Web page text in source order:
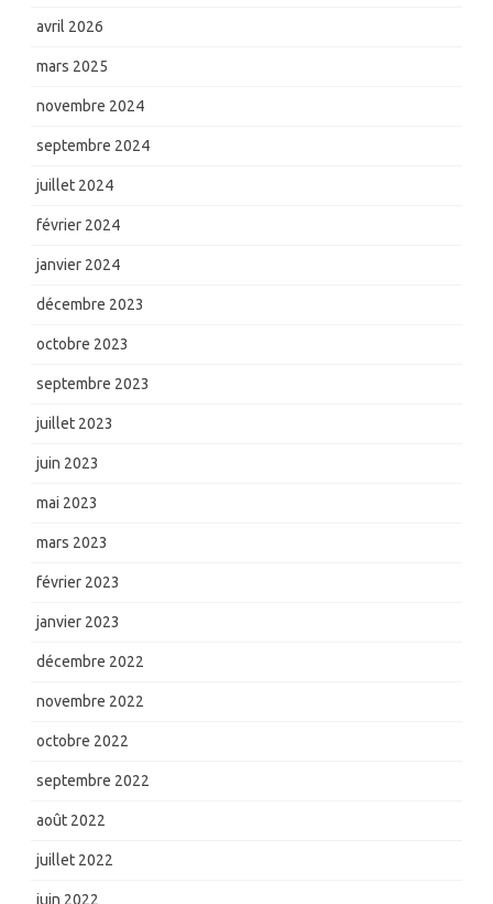
avril 2026
mars 2025
novembre 2024
septembre 2024
juillet 2024
février 2024
janvier 2024
décembre 2023
octobre 2023
septembre 2023
juillet 2023
juin 2023
mai 2023
mars 2023
février 2023
janvier 2023
décembre 2022
novembre 2022
octobre 2022
septembre 2022
août 2022
juillet 2022
juin 2022